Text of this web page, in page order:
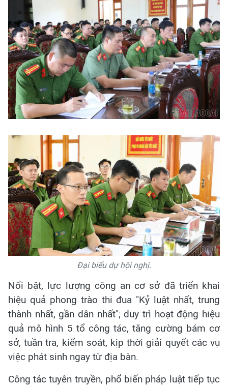
Đại biểu dự hội nghị.
Nổi bật, lực lượng công an cơ sở đã triển khai
hiệu quả phong trào thi đua "Kỷ luật nhất, trung
thành nhất, gần dân nhất"; duy trì hoạt động hiệu
quả mô hình 5 tổ công tác, tăng cường bám cơ
sở, tuần tra, kiểm soát, kịp thời giải quyết các vụ
việc phát sinh ngay từ địa bàn.
Công tác tuyên truyền, phổ biến pháp luật tiếp tục